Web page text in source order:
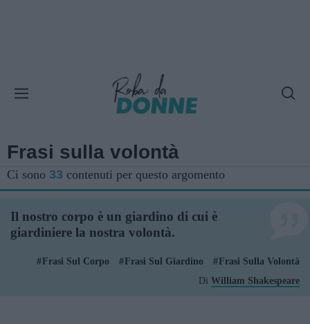
Frasi sulla volontà
Ci sono 33 contenuti per questo argomento
Il nostro corpo è un giardino di cui è
giardiniere la nostra volontà.
Frasi Sul Corpo Frasi Sul Giardino
Frasi Sulla Volontà
Di William Shakespeare